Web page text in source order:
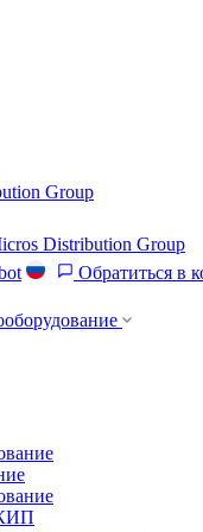
Group
Distribution Group
Обратиться в